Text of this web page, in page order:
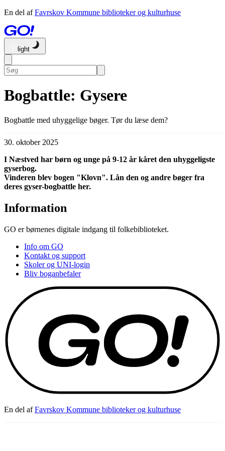
En del af Favrskov Kommune biblioteker og kulturhuse
light
Bogbattle: Gysere
Bogbattle med uhyggelige bøger. Tør du læse dem?
30. oktober 2025
I Næstved har børn og unge på 9-12 år kåret den uhyggeligste
gyserbog.
Vinderen blev bogen "Klovn". Lån den og andre bøger fra
deres gyser-bogbattle her.
Information
GO er børnenes digitale indgang til folkebiblioteket.
Info om GO
Kontakt og support
Skoler og UNI-login
Bliv boganbefaler
En del af Favrskov Kommune biblioteker og kulturhuse